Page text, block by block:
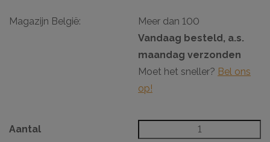
Magazijn België:
Meer dan 100
Vandaag besteld, a.s.
maandag verzonden
Moet het sneller? Bel ons
op!
Aantal